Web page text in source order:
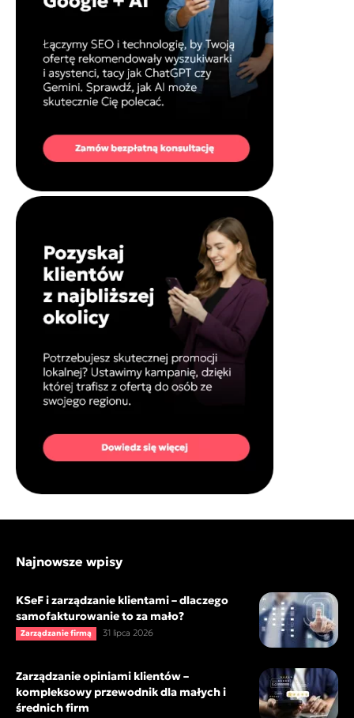
Najnowsze wpisy
KSeF i zarządzanie klientami – dlaczego
samofakturowanie to za mało?
Zarządzanie firmą 31 lipca 2026
Zarządzanie opiniami klientów –
kompleksowy przewodnik dla małych i
średnich firm